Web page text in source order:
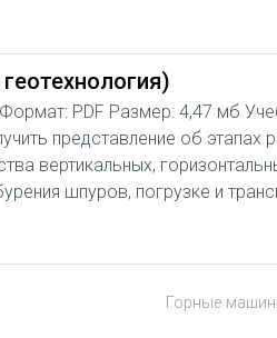
PDF Размер: 4,47 мб
представление об этапах
вертикальных,
шпуров, погрузке и
Горные